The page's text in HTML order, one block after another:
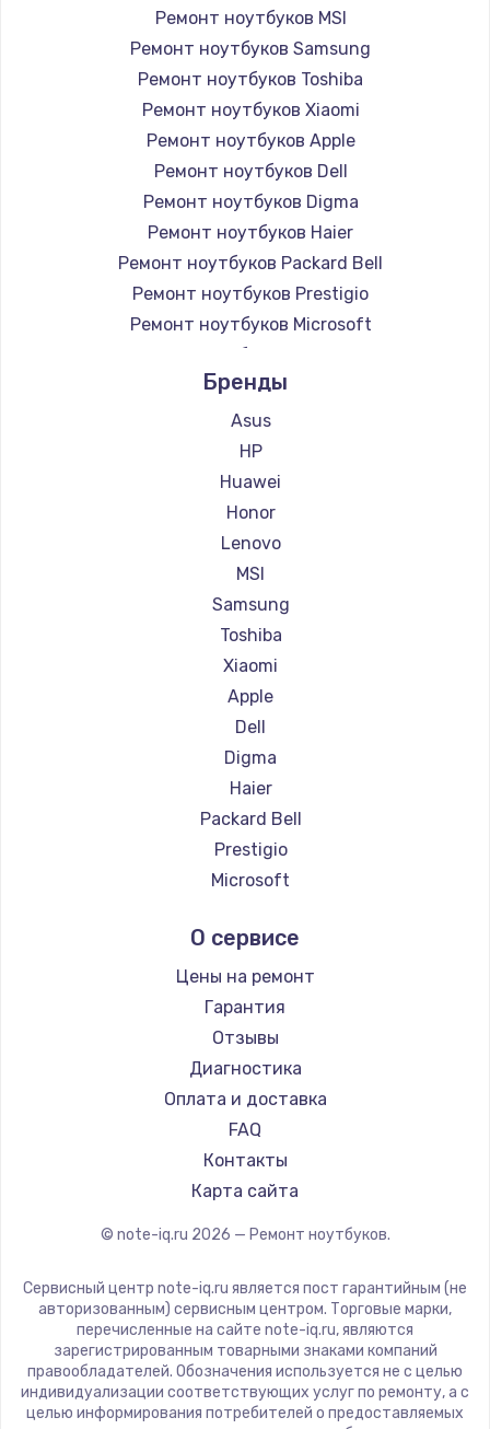
Ремонт ноутбуков MSI
Ремонт ноутбуков Samsung
Ремонт ноутбуков Toshiba
Ремонт ноутбуков Xiaomi
Ремонт ноутбуков Apple
Ремонт ноутбуков Dell
Ремонт ноутбуков Digma
Ремонт ноутбуков Haier
Ремонт ноутбуков Packard Bell
Ремонт ноутбуков Prestigio
Ремонт ноутбуков Microsoft
Ремонт ноутбуков Alienware
Ремонт ноутбуков Aquarius
Ремонт ноутбуков Gigabyte
Ремонт ноутбуков Aorus
Ремонт ноутбуков Maibenben
Ремонт ноутбуков Getac
Ремонт ноутбуков Epson
Ремонт ноутбуков Philips
Ремонт ноутбуков LG
Ремонт ноутбуков Panasonic
Ремонт ноутбуков Irbis
Ремонт ноутбуков Thunderobot
Ремонт ноутбуков Hasee
Ремонт ноутбуков ZTE
Ремонт ноутбуков Hiper
Ремонт ноутбуков Evga
Ремонт ноутбуков Google
Ремонт ноутбуков Echips
Ремонт ноутбуков Predator
Ремонт ноутбуков iru
Ремонт ноутбуков Machenike
Ремонт ноутбуков DEXP
Ремонт ноутбуков Teclast
Ремонт ноутбуков CHUWI
Ремонт ноутбуков Colorful
Бренды
Asus
HP
Huawei
Honor
Lenovo
MSI
Samsung
Toshiba
Xiaomi
Apple
Dell
Digma
Haier
Packard Bell
Prestigio
Microsoft
Aquarius
Gigabyte
Aorus
Maibenben
Getac
Epson
Philips
LG
Panasonic
ZTE
Hiper
Evga
Google
О сервисе
Цены на ремонт
Гарантия
Отзывы
Диагностика
Оплата и доставка
FAQ
Контакты
Карта сайта
© note-iq.ru 2026 — Ремонт ноутбуков.
Сервисный центр note-iq.ru является пост гарантийным (не
авторизованным) сервисным центром. Торговые марки,
перечисленные на сайте note-iq.ru, являются
зарегистрированным товарными знаками компаний
правообладателей. Обозначения используется не с целью
индивидуализации соответствующих услуг по ремонту, а с
целью информирования потребителей о предоставляемых